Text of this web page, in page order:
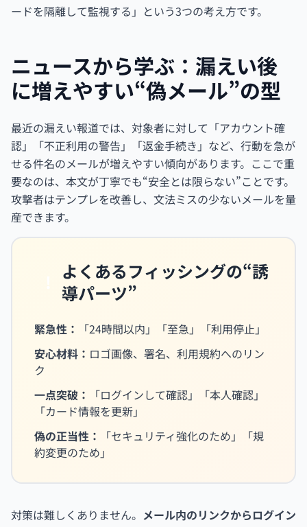
ードを隔離して監視する」という3つの考え方です。
ニュースから学ぶ：漏えい後
に増えやすい“偽メール”の型
最近の漏えい報道では、対象者に対して「アカウント確
認」「不正利用の警告」「返金手続き」など、行動を急が
せる件名のメールが増えやすい傾向があります。ここで重
要なのは、本文が丁寧でも“安全とは限らない”ことです。
攻撃者はテンプレを改善し、文法ミスの少ないメールを量
産できます。
よくあるフィッシングの“誘
導パーツ”
緊急性：
「24時間以内」「至急」「利用停止」
安心材料： ロゴ画像、署名、利用規約へのリン
ク
一点突破：
「ログインして確認」「本人確認」
「カード情報を更新」
偽の正当性：
「セキュリティ強化のため」「規
約変更のため」
対策は難しくありません。 メール内のリンクからログイン